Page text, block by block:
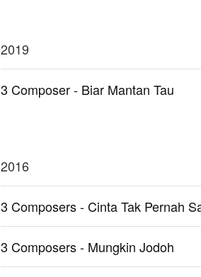
2019
3 Composer - Biar Mantan Tau
2016
3 Composers - Cinta Tak Pernah
3 Composers - Mungkin Jodoh